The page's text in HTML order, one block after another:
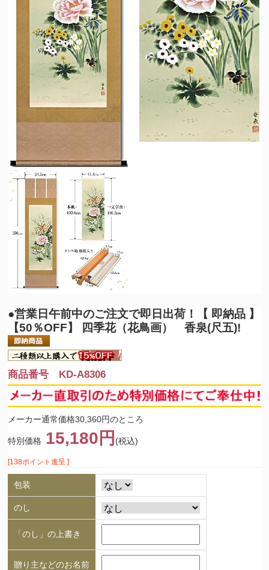
●営業日午前中のご注文で即日出荷！
【 即納品 】
【50％OFF】 四季花（花鳥画） 香泉(尺五)!
商品番号 KD-A8306
メーカー通常価格30,360円のところ
特別価格 15,180円 (税込)
[138ポイント進呈 ]
包装
のし
「のし」の上書き
贈り主などのお名前